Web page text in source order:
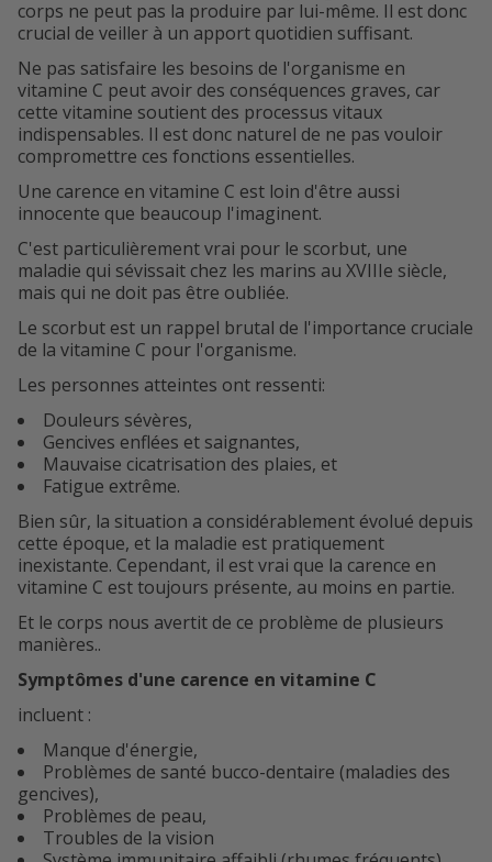
corps ne peut pas la produire par lui-même. Il est donc
crucial de veiller à un apport quotidien suffisant.
Ne pas satisfaire les besoins de l'organisme en
vitamine C peut avoir des conséquences graves, car
cette vitamine soutient des processus vitaux
indispensables. Il est donc naturel de ne pas vouloir
compromettre ces fonctions essentielles.
Une carence en vitamine C est loin d'être aussi
innocente que beaucoup l'imaginent.
C'est particulièrement vrai pour le scorbut, une
maladie qui sévissait chez les marins au XVIIIe siècle,
mais qui ne doit pas être oubliée.
Le scorbut est un rappel brutal de l'importance cruciale
de la vitamine C pour l'organisme.
Les personnes atteintes ont ressenti:
Douleurs sévères,
Gencives enflées et saignantes,
Mauvaise cicatrisation des plaies, et
Fatigue extrême.
Bien sûr, la situation a considérablement évolué depuis
cette époque, et la maladie est pratiquement
inexistante. Cependant, il est vrai que la carence en
vitamine C est toujours présente, au moins en partie.
Et le corps nous avertit de ce problème de plusieurs
manières..
Symptômes d'une carence en vitamine C
incluent :
Manque d'énergie,
Problèmes de santé bucco-dentaire (maladies des
gencives),
Problèmes de peau,
Troubles de la vision